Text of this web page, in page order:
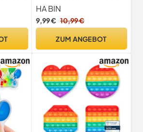
Autism, Anti Stress
Spielzeug Set, für
Erwachsene und Kinder,
Stressabbau-Spielzeug
HA BIN
9,99 € 10,99 €
ZUM ANGEBOT